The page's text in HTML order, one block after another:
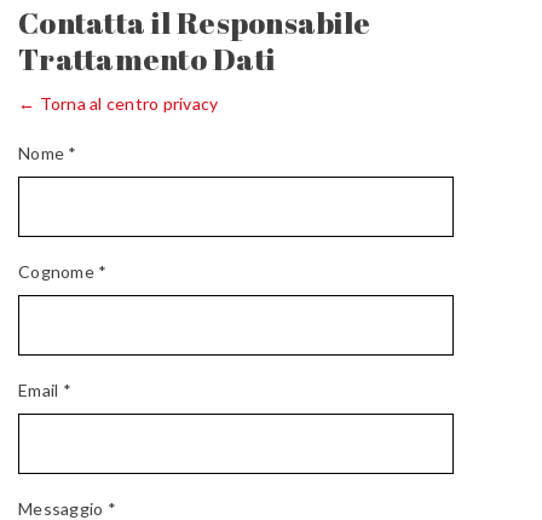
Contatta il Responsabile
Trattamento Dati
← Torna al centro privacy
Nome *
Cognome *
Email *
Messaggio *